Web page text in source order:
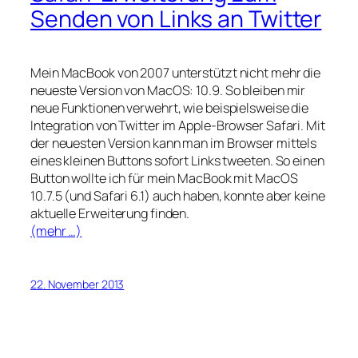
Senden von Links an Twitter
Mein MacBook von 2007 unterstützt nicht mehr die
neueste Version von MacOS: 10.9. So bleiben mir
neue Funktionen verwehrt, wie beispielsweise die
Integration von Twitter im Apple-Browser Safari. Mit
der neuesten Version kann man im Browser mittels
eines kleinen Buttons sofort Links tweeten. So einen
Button wollte ich für mein MacBook mit MacOS
10.7.5 (und Safari 6.1) auch haben, konnte aber keine
aktuelle Erweiterung finden.
(mehr …)
22. November 2013